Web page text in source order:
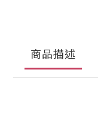
商品描述